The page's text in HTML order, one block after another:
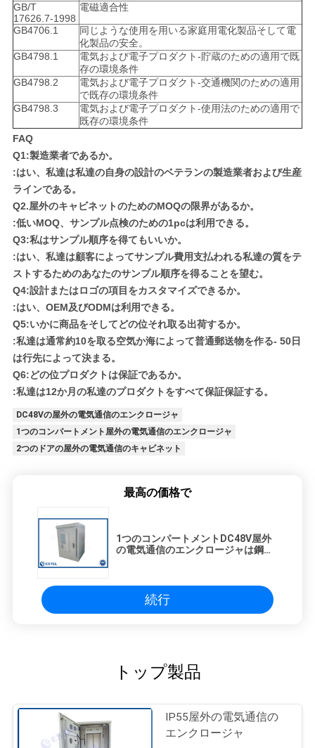
GB/T
17626.7-1998
電磁適合性
GB4706.1
同じような使用を用いる家庭用電化製品そして電
化製品の安全。
GB4798.1
電気および電子プロダクト-貯蔵のための適用で既
存の環境条件
GB4798.2
電気および電子プロダクト-交通機関のための適用
で既存の環境条件
GB4798.3
電気および電子プロダクト-使用法のための適用で
既存の環境条件
FAQ
Q1:製造業者であるか。
:はい、私達は私達の自身の設計のベテランの製造業者および生産
ラインである。
Q2.屋外のキャビネットのためのMOQの限界があるか。
:低いMOQ、サンプル点検のための1pcは利用できる。
Q3:私はサンプル順序を得てもいいか。
:はい、私達は顧客によってサンプル費用支払われる私達の質をテ
ストするためのあなたのサンプル順序を得ることを望む。
Q4:設計またはロゴの項目をカスタマイズできるか。
:はい、OEM及びODMは利用できる。
Q5:いかに商品をそしてどの位それ取る出荷するか。
:私達は通常約10を取る空気か海によって普通郵送物を作る- 50日
は行先によって決まる。
Q6:どの位プロダクトは保証であるか。
:私達は12か月の私達のプロダクトをすべて保証保証する。
DC48Vの屋外の電気通信のエンクロージャ
1つのコンパートメント屋外の電気通信のエンクロージャ
2つのドアの屋外の電気通信のキャビネット
最高の価格で
1つのコンパートメントDC48V屋外
の電気通信のエンクロージャは鋼鉄
続行
トップ製品
IP55屋外の電気通信の
エンクロージャ